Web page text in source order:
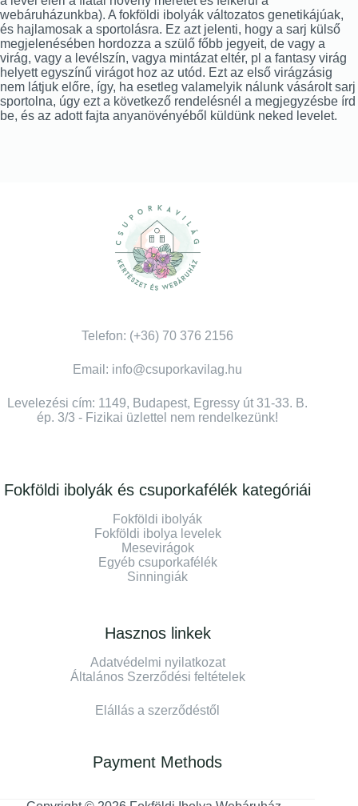
webáruházunkba). A fokföldi ibolyák változatos genetikájúak,
és hajlamosak a sportolásra. Ez azt jelenti, hogy a sarj külső
megjelenésében hordozza a szülő főbb jegyeit, de vagy a
virág, vagy a levélszín, vagya mintázat eltér, pl a fantasy virág
helyett egyszínű virágot hoz az utód. Ezt az első virágzásig
nem látjuk előre, így, ha esetleg valamelyik nálunk vásárolt sarj
sportolna, úgy ezt a következő rendelésnél a megjegyzésbe írd
be, és az adott fajta anyanövényéből küldünk neked levelet.
Telefon: (+36) 70 376 2156
Email: info@csuporkavilag.hu
Levelezési cím: 1149, Budapest, Egressy út 31-33. B.
ép. 3/3 - Fizikai üzlettel nem rendelkezünk!
Fokföldi ibolyák és csuporkafélék kategóriái
Fokföldi ibolyák
Fokföldi ibolya levelek
Mesevirágok
Egyéb csuporkafélék
Sinningiák
Hasznos linkek
Adatvédelmi nyilatkozat
Általános Szerződési feltételek
Elállás a szerződéstől
Payment Methods